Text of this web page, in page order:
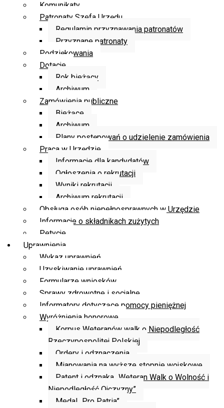
Komunikaty
Patronaty Szefa Urzędu
Regulamin przyznawania patronatów
Przyznane patronaty
Podziękowania
Dotacje
Rok bieżący
Archiwum
Zamówienia publiczne
Bieżące
Archiwum
Plany postępowań o udzielenie zamówienia
Praca w Urzędzie
Informacje dla kandydatów
Ogłoszenia o rekrutacji
Wyniki rekrutacji
Archiwum rekrutacji
Obsługa osób niepełnosprawnych w Urzędzie
Informacje o składnikach zużytych
Petycje
Uprawnienia
Wykaz uprawnień
Uzyskiwanie uprawnień
Formularze wniosków
Sprawy zdrowotne i socjalne
Informatory dotyczące pomocy pieniężnej
Wyróżnienia honorowe
Korpus Weteranów walk o Niepodległość
Rzeczypospolitej Polskiej
Ordery i odznaczenia
Mianowania na wyższe stopnie wojskowe
Patent i odznaka „Weteran Walk o Wolność i
Niepodległość Ojczyzny”
Medal „Pro Patria”